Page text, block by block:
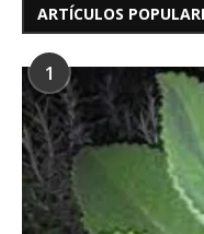
ARTÍCULOS
1